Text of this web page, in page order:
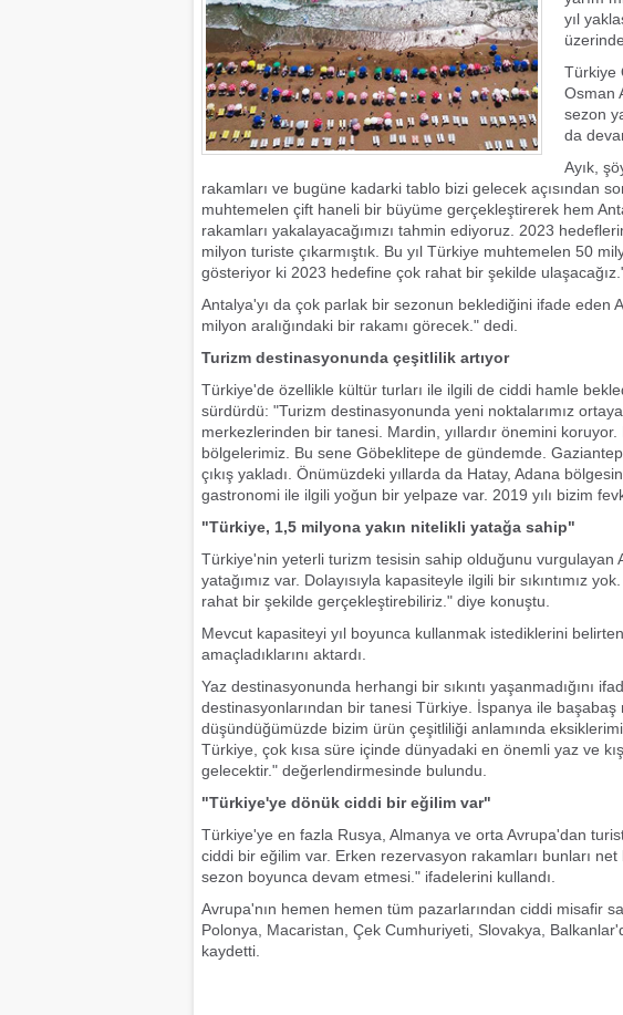
yıl
Türkiye
Osman
sezon
da
Ayık,
rakamları ve bugüne kadarki tablo bizi gelecek açısından
muhtemelen çift haneli bir büyüme gerçekleştirerek hem
rakamları yakalayacağımızı tahmin ediyoruz. 2023
milyon turiste çıkarmıştık. Bu yıl Türkiye muhtemelen 50
gösteriyor ki 2023 hedefine çok rahat bir şekilde
Antalya'yı da çok parlak bir sezonun beklediğini ifade eden
milyon aralığındaki bir rakamı görecek." dedi.
Turizm destinasyonunda çeşitlilik artıyor
Türkiye'de özellikle kültür turları ile ilgili de ciddi hamle
sürdürdü: "Turizm destinasyonunda yeni noktalarımız
merkezlerinden bir tanesi. Mardin, yıllardır önemini
bölgelerimiz. Bu sene Göbeklitepe de gündemde.
çıkış yakladı. Önümüzdeki yıllarda da Hatay, Adana
gastronomi ile ilgili yoğun bir yelpaze var. 2019 yılı bizim
"Türkiye, 1,5 milyona yakın nitelikli yatağa sahip"
Türkiye'nin yeterli turizm tesisin sahip olduğunu vurgulayan
yatağımız var. Dolayısıyla kapasiteyle ilgili bir sıkıntımız
rahat bir şekilde gerçekleştirebiliriz." diye konuştu.
Mevcut kapasiteyi yıl boyunca kullanmak istediklerini
amaçladıklarını aktardı.
Yaz destinasyonunda herhangi bir sıkıntı yaşanmadığını
destinasyonlarından bir tanesi Türkiye. İspanya ile başabaş
düşündüğümüzde bizim ürün çeşitliliği anlamında
Türkiye, çok kısa süre içinde dünyadaki en önemli yaz ve
gelecektir." değerlendirmesinde bulundu.
"Türkiye'ye dönük ciddi bir eğilim var"
Türkiye'ye en fazla Rusya, Almanya ve orta Avrupa'dan
ciddi bir eğilim var. Erken rezervasyon rakamları bunları
sezon boyunca devam etmesi." ifadelerini kullandı.
Avrupa'nın hemen hemen tüm pazarlarından ciddi misafir
Polonya, Macaristan, Çek Cumhuriyeti, Slovakya,
kaydetti.